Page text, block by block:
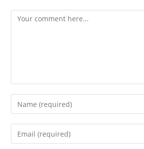
Comment
Enter
your
name
Enter
your